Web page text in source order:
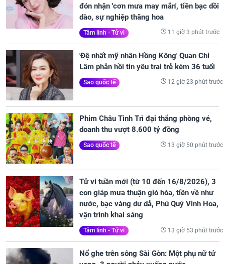
đón nhận 'cơn mưa may mắn', tiền bạc dồi
dào, sự nghiệp thăng hoa
Tâm linh - Tử vi 11 giờ 3 phút trước
'Đệ nhất mỹ nhân Hồng Kông' Quan Chi
Lâm phản hồi tin yêu trai trẻ kém 36 tuổi
Sao quốc tế 12 giờ 23 phút trước
Phim Châu Tinh Trì đại thắng phòng vé,
doanh thu vượt 8.600 tỷ đồng
Sao quốc tế 13 giờ 50 phút trước
Tử vi tuần mới (từ 10 đến 16/8/2026), 3
con giáp mưa thuận gió hòa, tiền về như
nước, bạc vàng dư dả, Phú Quý Vinh Hoa,
vận trình khai sáng
Tâm linh - Tử vi 13 giờ 53 phút trước
Nổ ghe trên sông Sài Gòn: Một phụ nữ tử